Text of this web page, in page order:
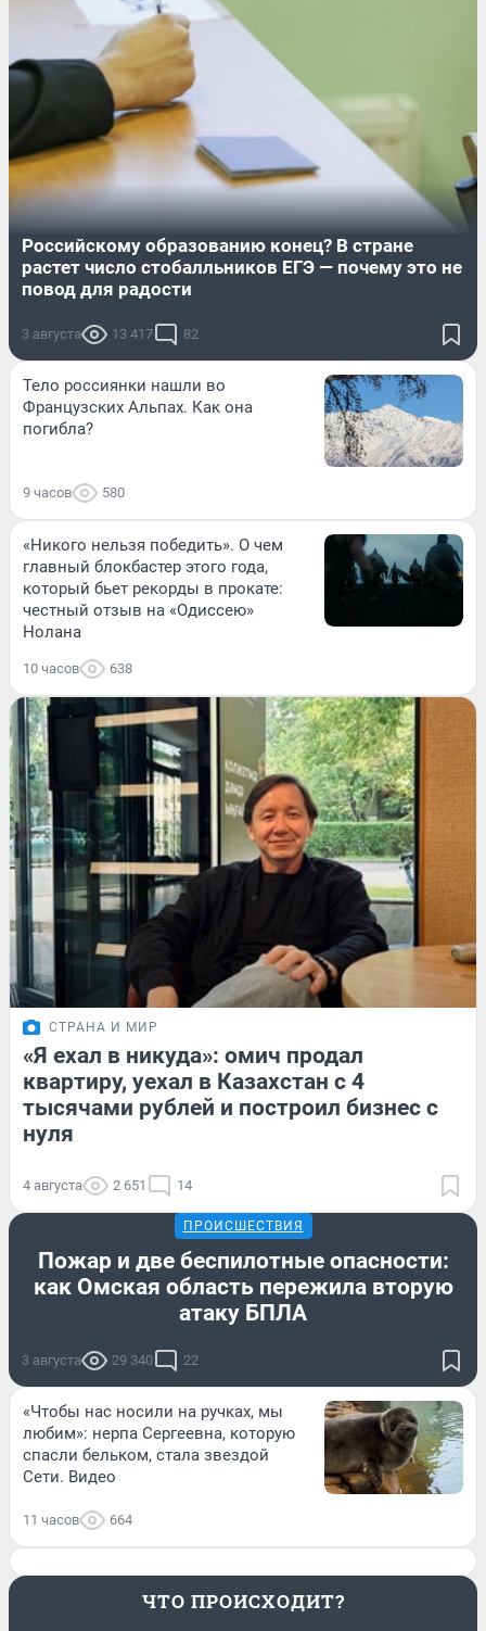
Российскому образованию конец? В стране
растет число стобалльников ЕГЭ — почему это не
повод для радости
3 августа 13 417 82
Тело россиянки нашли во
Французских Альпах. Как она
погибла?
9 часов 580
«Никого нельзя победить». О чем
главный блокбастер этого года,
который бьет рекорды в прокате:
честный отзыв на «Одиссею»
Нолана
10 часов 638
СТРАНА И МИР
«Я ехал в никуда»: омич продал
квартиру, уехал в Казахстан с 4
тысячами рублей и построил бизнес с
нуля
4 августа 2 651 14
ПРОИСШЕСТВИЯ
Пожар и две беспилотные опасности:
как Омская область пережила вторую
атаку БПЛА
3 августа 29 340 22
«Чтобы нас носили на ручках, мы
любим»: нерпа Сергеевна, которую
спасли бельком, стала звездой
Сети. Видео
11 часов 664
ЧТО ПРОИСХОДИТ?